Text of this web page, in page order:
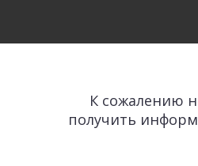
К сожалению
получить